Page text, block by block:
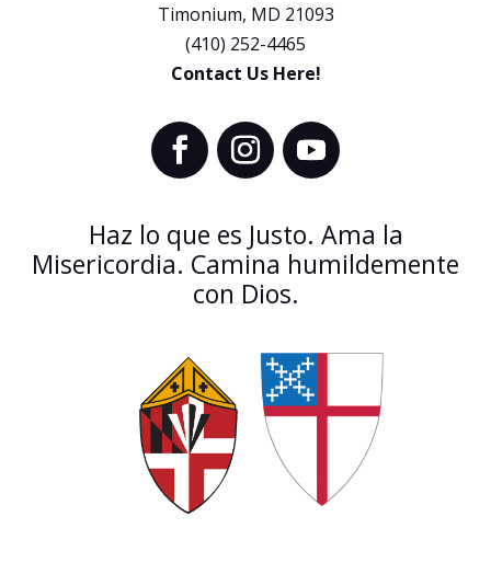
Timonium, MD 21093
(410) 252-4465
Contact Us Here!
Haz lo que es Justo. Ama la
Misericordia. Camina humildemente
con Dios.